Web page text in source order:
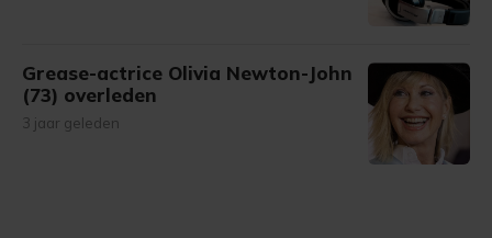
Grease-actrice Olivia Newton-John
(73) overleden
3 jaar geleden